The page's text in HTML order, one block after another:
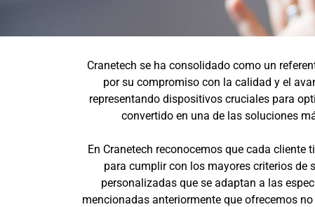
Cranetech se ha consolidado como un
por su compromiso con la calidad y el
representando dispositivos cruciales para
convertido en una de las soluciones
En Cranetech reconocemos que cada
para cumplir con los mayores criterios de
personalizadas que se adaptan a las
mencionadas anteriormente que ofrecemos